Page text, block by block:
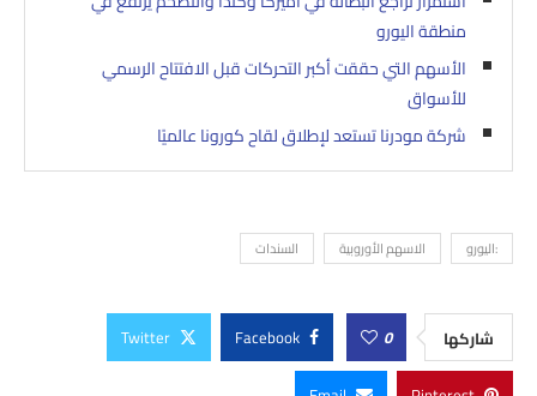
منطقة اليورو
الأسهم التي حققت أكبر التحركات قبل الافتتاح الرسمي
للأسواق
شركة مودرنا تستعد لإطلاق لقاح كورونا عالميًا
:اليورو الاسهم الأوروبية السندات
شاركها 0
Facebook
Twitter